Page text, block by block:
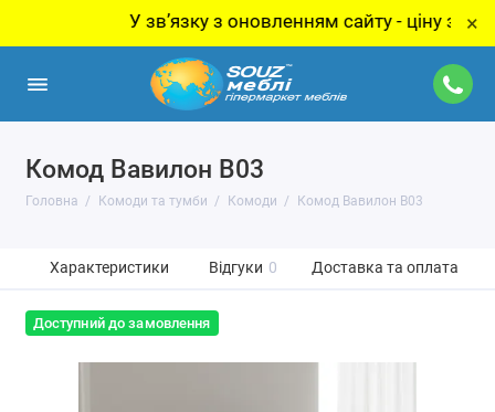
У звʼязку з оновленням сайту - ціну за товар×
Комод Вавилон В03
Головна Комоди та тумби Комоди Комод Вавилон В03
Характеристики Відгуки 0 Доставка та оплата
Доступний до замовлення